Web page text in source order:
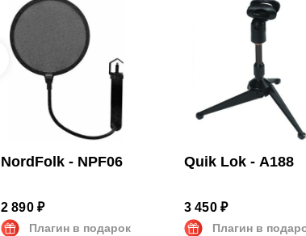
NordFolk - NPF06
2 890 ₽
Плагин в подарок
Quik Lok - A188
3 450 ₽
Плагин в